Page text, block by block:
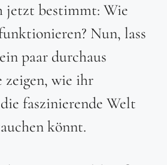
jetzt bestimmt: Wie
Nun, lass
paar durchaus
zeigen, wie ihr
faszinierende Welt
könnt.